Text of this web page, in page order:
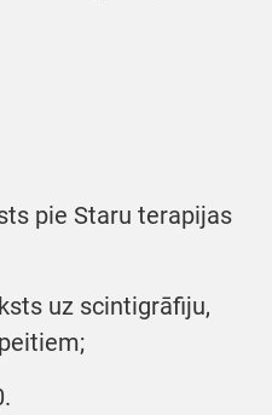
pie Staru terapijas
uz scintigrāfiju,